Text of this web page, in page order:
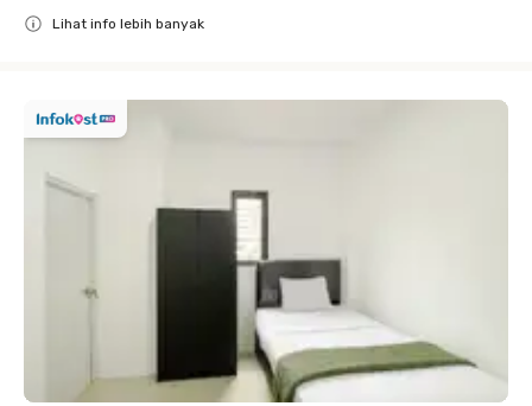
Lihat info lebih banyak